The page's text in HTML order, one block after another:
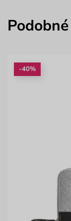
-40%